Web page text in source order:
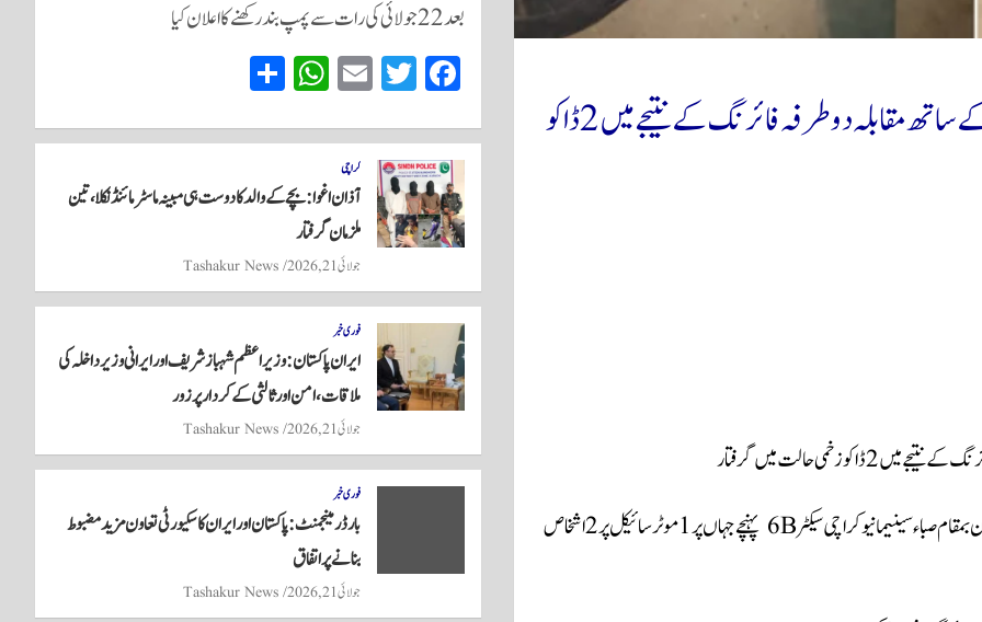
نیو کراچی انڈسٹریل ایریا پولیس کا اسٹریٹ کرمنلز کے ساتھ مقابلہ دو طرفہ فائرنگ کے نتیجے میں 2 ڈاکو
زخمی حالت میں گرفتار
نیو کراچی انڈسٹریل ایریا پولیس موبائل علاقہ گشت پر مامور تھی گشت کے دوران بمقام صباء سینیما نیو کراچی سیکٹر 6B پہنچے جہاں پر 1 موٹر سائیکل پر 2 اشخاص
بعد 22 جولائی کی رات سے پمپ بند رکھنے کا اعلان کیا
Fa
ce
bo
ok
T
wi
tte
r
E
m
ail
W
ha
ts
A
pp
re
کراچی
آذان اغوا: بچے کے والد کا دوست ہی مبینہ ماسٹر مائنڈ نکلا، تین
ملزمان گرفتار
جولائی 21, 2026 Tashakur News
فوری خبر
ایران پاکستان: وزیراعظم شہباز شریف اور ایرانی وزیر داخلہ کی
ملاقات، امن اور ثالثی کے کردار پر زور
جولائی 21, 2026 Tashakur News
فوری خبر
بارڈر مینجمنٹ: پاکستان اور ایران کا سکیورٹی تعاون مزید مضبوط
بنانے پر اتفاق
جولائی 21, 2026 Tashakur News